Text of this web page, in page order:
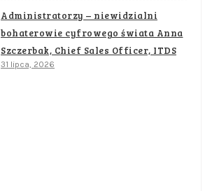
Administratorzy – niewidzialni
bohaterowie cyfrowego świata Anna
Szczerbak, Chief Sales Officer, ITDS
31 lipca, 2026